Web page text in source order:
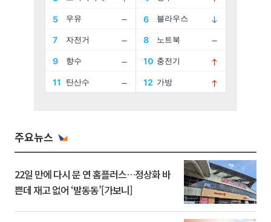
주요뉴스
22일 만에 다시 문 연 홈플러스…정상화 바
쁜데 재고 없어 ‘발동동’[가보니]